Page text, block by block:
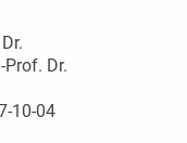
Dr.
10-04